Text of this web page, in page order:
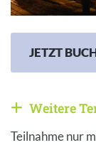
JETZT
Weitere
Weitere
Teilnahme nur